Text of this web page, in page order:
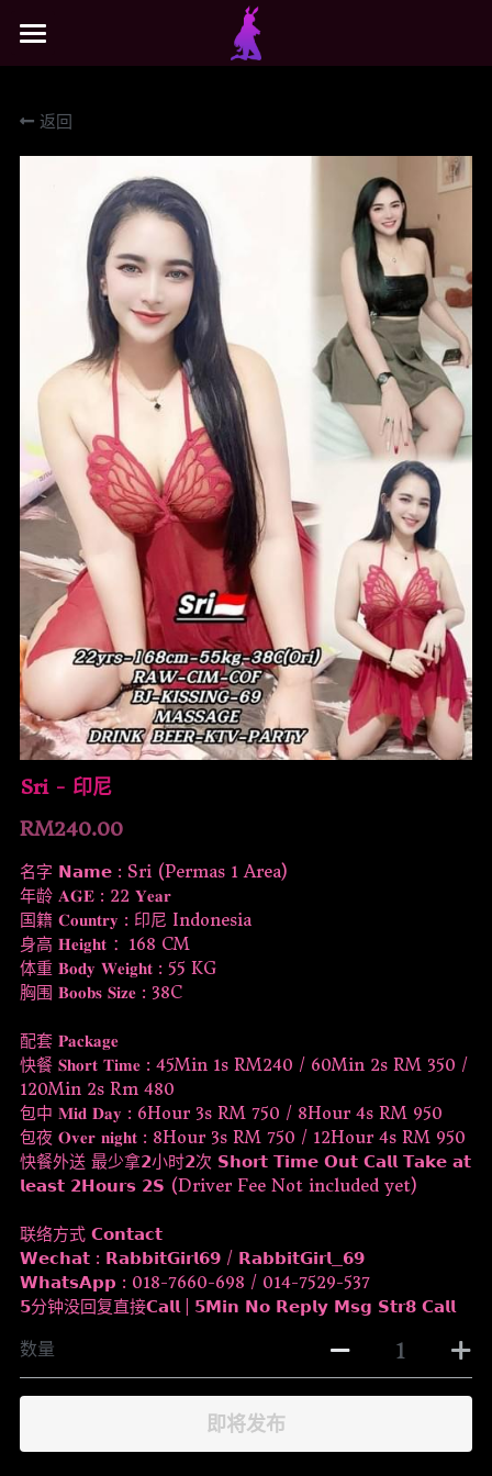
返回
Sri - 印尼
RM240.00
名字 𝗡𝗮𝗺𝗲 : Sri (Permas 1 Area)
年龄 𝐀𝐆𝐄 : 22 𝐘𝐞𝐚𝐫
国籍 𝐂𝐨𝐮𝐧𝐭𝐫𝐲 : 印尼 Indonesia
身高 𝐇𝐞𝐢𝐠𝐡𝐭 ：168 CM
体重 𝐁𝐨𝐝𝐲 𝐖𝐞𝐢𝐠𝐡𝐭 : 55 KG
胸围 𝐁𝐨𝐨𝐛𝐬 𝐒𝐢𝐳𝐞 : 38C
配套 𝐏𝐚𝐜𝐤𝐚𝐠𝐞
快餐 𝐒𝐡𝐨𝐫𝐭 𝐓𝐢𝐦𝐞 : 45Min 1s RM240 / 60Min 2s RM 350 /
120Min 2s Rm 480
包中 𝐌𝐢𝐝 𝐃𝐚𝐲 : 6Hour 3s RM 750 / 8Hour 4s RM 950
包夜 𝐎𝐯𝐞𝐫 𝐧𝐢𝐠𝐡𝐭 : 8Hour 3s RM 750 / 12Hour 4s RM 950
快餐外送 最少拿𝟮小时𝟮次 𝗦𝗵𝗼𝗿𝘁 𝗧𝗶𝗺𝗲 𝗢𝘂𝘁 𝗖𝗮𝗹𝗹 𝗧𝗮𝗸𝗲 𝗮𝘁
𝗹𝗲𝗮𝘀𝘁 𝟮𝗛𝗼𝘂𝗿𝘀 𝟮𝗦 (Driver Fee Not included yet)
联络方式 𝗖𝗼𝗻𝘁𝗮𝗰𝘁
𝗪𝗲𝗰𝗵𝗮𝘁 : 𝗥𝗮𝗯𝗯𝗶𝘁𝗚𝗶𝗿𝗹𝟲𝟵 / 𝗥𝗮𝗯𝗯𝗶𝘁𝗚𝗶𝗿𝗹_𝟲𝟵
𝗪𝗵𝗮𝘁𝘀𝗔𝗽𝗽 : 018-7660-698 / 014-7529-537
𝟱分钟没回复直接𝗖𝗮𝗹𝗹 | 𝟱𝗠𝗶𝗻 𝗡𝗼 𝗥𝗲𝗽𝗹𝘆 𝗠𝘀𝗴 𝗦𝘁𝗿𝟴 𝗖𝗮𝗹𝗹
数量
即将发布
商品分类
所有商品分类